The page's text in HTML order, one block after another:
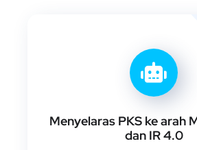
Menyelaras PKS ke arah
dan IR 4.0